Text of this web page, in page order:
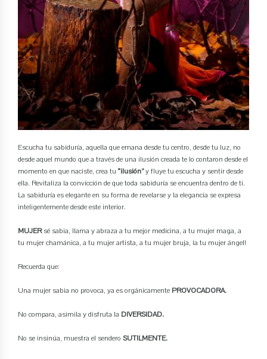
Escucha tu sabiduría, aquella que emana desde tu centro, desde tu luz, no
desde aquel mundo que a través de una ilusión creada te lo contaron desde el
momento en que naciste, crea tu “ilusión”y fluye tu escucha y sentir desde
ella. Revitaliza la convicción de que toda sabiduría se encuentra dentro de ti.
La sabiduría es elegante en su forma de revelarse y la elegancia se expresa
inteligentemente desde este interior.
MUJERsé sabia, llama y abraza a tu mejor medicina, a tu mujer maga, a
tu mujer chamánica, a tu mujer artista, a tu mujer bruja, ¡a tu mujer ángel!
Recuerda que:
Una mujer sabia no provoca, ya es orgánicamente PROVOCADORA.
No compara, asimila y disfruta la DIVERSIDAD.
No se insinúa, muestra el sendero SUTILMENTE.